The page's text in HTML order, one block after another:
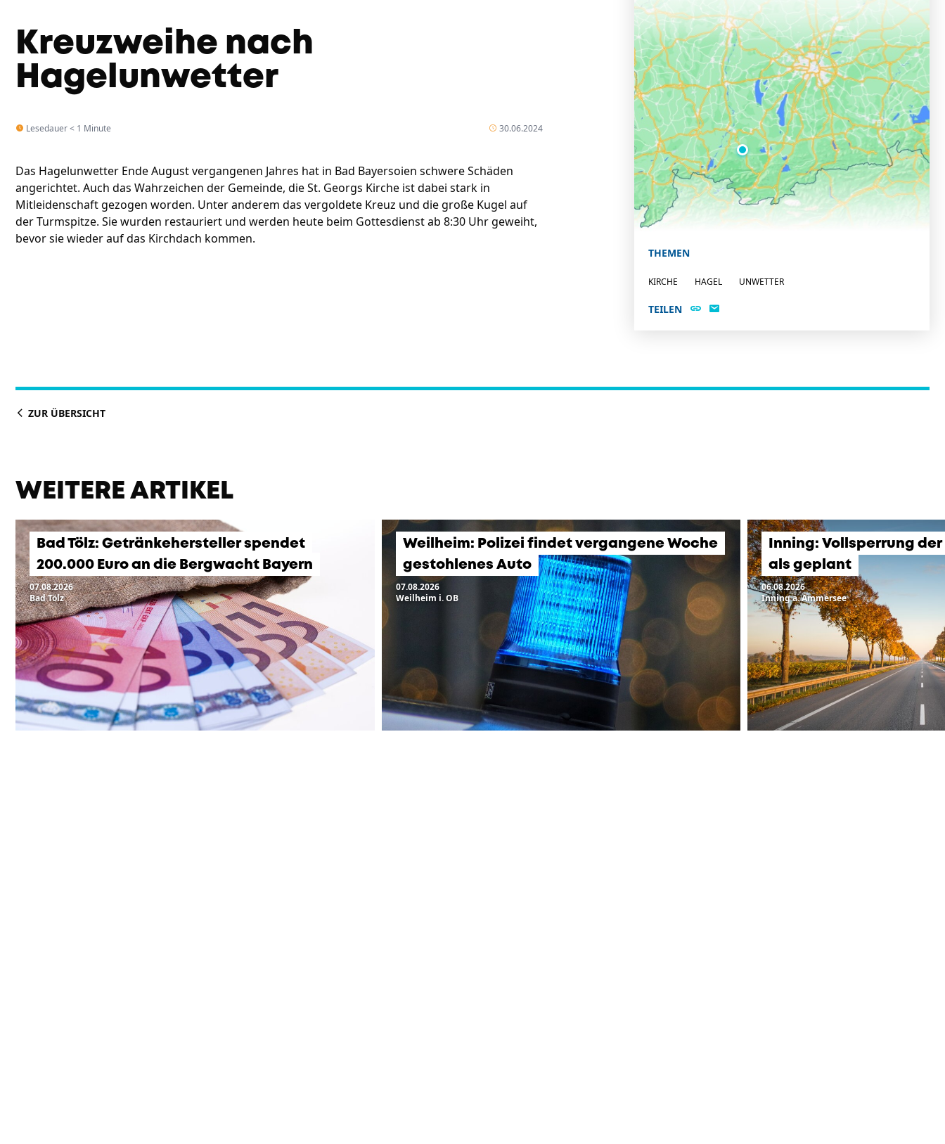
Kreuzweihe nach
Hagelunwetter
Lesedauer < 1 Minute 30.06.2024
Das Hagelunwetter Ende August vergangenen Jahres hat in Bad Bayersoien schwere Schäden
angerichtet. Auch das Wahrzeichen der Gemeinde, die St. Georgs Kirche ist dabei stark in
Mitleidenschaft gezogen worden. Unter anderem das vergoldete Kreuz und die große Kugel auf
der Turmspitze. Sie wurden restauriert und werden heute beim Gottesdienst ab 8:30 Uhr geweiht,
bevor sie wieder auf das Kirchdach kommen.
THEMEN
KIRCHE HAGEL UNWETTER
TEILEN
ZUR ÜBERSICHT
WEITERE ARTIKEL
Bad Tölz: Getränkehersteller spendet
200.000 Euro an die Bergwacht Bayern
07.08.2026
Bad Tölz
Weilheim: Polizei findet vergangene Woche
gestohlenes Auto
07.08.2026
Weilheim i. OB
Inning: Vollsperrung
als geplant
06.08.2026
Inning a. Ammersee